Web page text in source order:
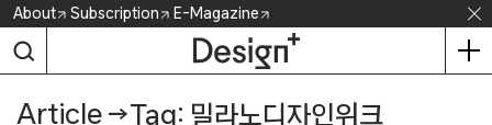
Skip
content
About Subscription E-Magazine
Article →Tag: 밀라노디자인위크